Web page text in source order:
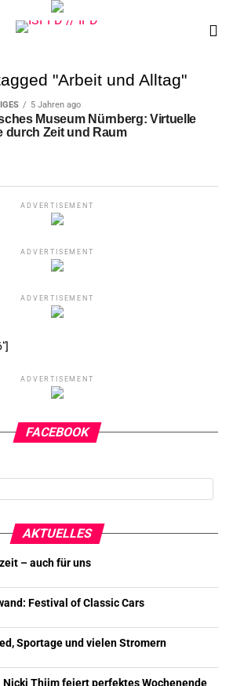
"Arbeit und Alltag"
5 Jahren ago
Museum Nürnberg: Virtuelle
durch Zeit und Raum
ADVERTISEMENT
ADVERTISEMENT
ADVERTISEMENT
ADVERTISEMENT
FACEBOOK
AKTUELLES
– auch für uns
Festival of Classic Cars
Sportage und vielen Stromern
Thiim feiert perfektes Wochenende